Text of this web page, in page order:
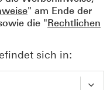
" am Ende der
die "Rechtlichen
sich in: